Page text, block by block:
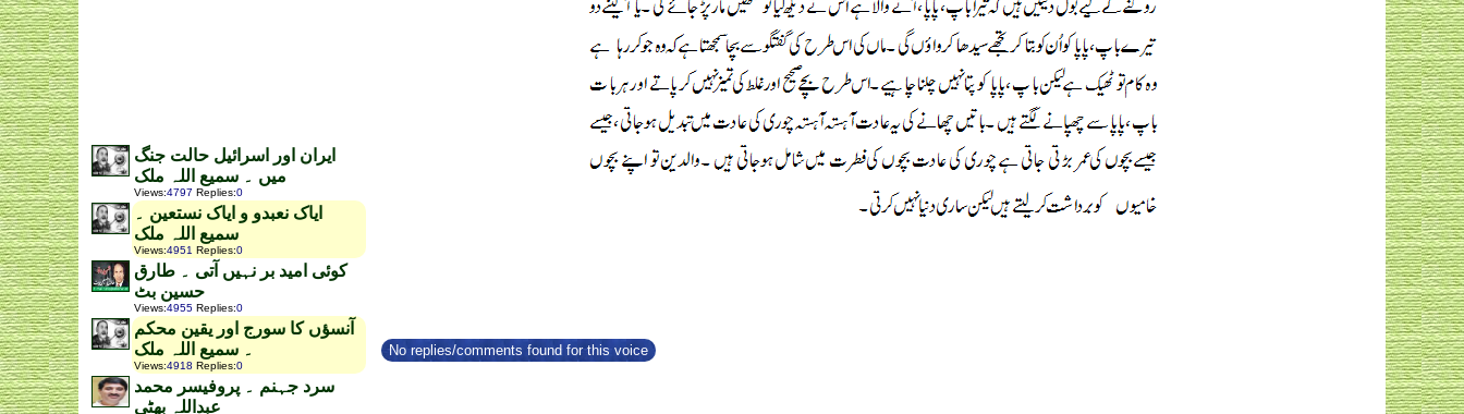
ایران اور اسرائیل حالت جنگ
میں ۔ سمیع اللہ ملک
Views:4797 Replies:0
ایاک نعبدو و ایاک نستعین ۔
سمیع اللہ ملک
Views:4951 Replies:0
کوئی امید بر نہیں آتی ۔ طارق
حسین بٹ
Views:4955 Replies:0
آنسؤں کا سورج اور یقین محکم
۔ سمیع اللہ ملک
Views:4918 Replies:0
سرد جہنم ۔ پروفیسر محمد
عبداللہ بھٹی
No replies/comments found for this voice